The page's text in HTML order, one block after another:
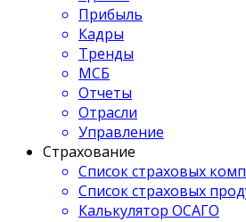
Прибыль
Кадры
Тренды
МСБ
Отчеты
Отрасли
Управление
Страхование
Список страховых
Список страховых
Калькулятор ОСАГО